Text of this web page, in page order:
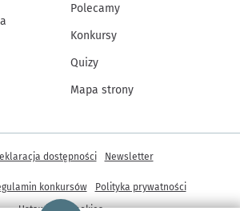
Strona główna - wroclaw.pl
Polecamy
Konkursy
Quizy
Mapa strony
dostępności Newsletter
konkursów
Polityka prywatności